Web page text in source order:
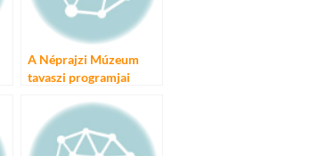
A Néprajzi Múzeum
tavaszi programjai